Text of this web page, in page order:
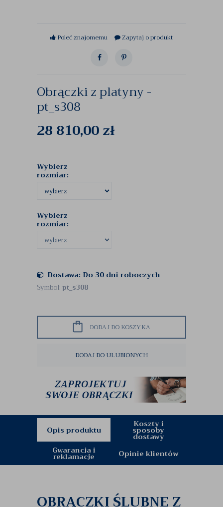
Poleć znajomemu Zapytaj o produkt
Obrączki z platyny -
pt_s308
28 810,00zł
Wybierz
rozmiar:
Wybierz
rozmiar:
Dostawa: Do 30 dni roboczych
Symbol:pt_s308
DODAJ DO KOSZYKA
DODAJ DO ULUBIONYCH
Opis produktu
Koszty i
sposoby
dostawy
Gwarancja i
reklamacje Opinie klientów
OBRĄCZKI ŚLUBNE Z